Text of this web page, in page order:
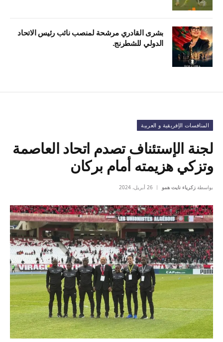
بشرى القادري مرشحة لمنصب نائب رئيس الاتحاد
الدولي للشطرنج.
المنافسات الإفريقية و العربية
لجنة الإستئناف تصدم اتحاد العاصمة
وتزكي هزيمته أمام بركان
بواسطة زكرياء نايت همو 26 أبريل، 2024